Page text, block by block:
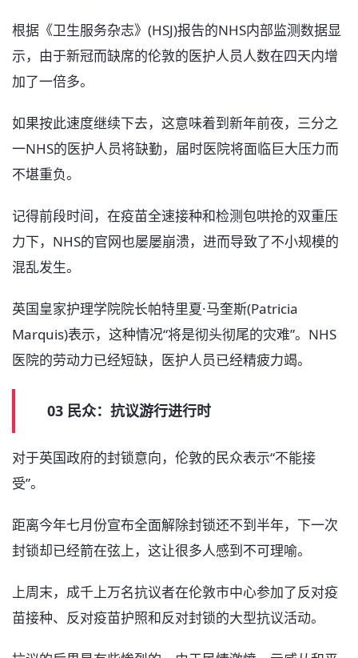
根据《卫生服务杂志》(HSJ)报告的NHS内部监测数据显
示，由于新冠而缺席的伦敦的医护人员人数在四天内增
加了一倍多。
如果按此速度继续下去，这意味着到新年前夜，三分之
一NHS的医护人员将缺勤，届时医院将面临巨大压力而
不堪重负。
记得前段时间，在疫苗全速接种和检测包哄抢的双重压
力下，NHS的官网也屡屡崩溃，进而导致了不小规模的
混乱发生。
英国皇家护理学院院长帕特里夏·马奎斯(Patricia
Marquis)表示，这种情况“将是彻头彻尾的灾难”。NHS
医院的劳动力已经短缺，医护人员已经精疲力竭。
03 民众：抗议游行进行时
对于英国政府的封锁意向，伦敦的民众表示“不能接
受”。
距离今年七月份宣布全面解除封锁还不到半年，下一次
封锁却已经箭在弦上，这让很多人感到不可理喻。
上周末，成千上万名抗议者在伦敦市中心参加了反对疫
苗接种、反对疫苗护照和反对封锁的大型抗议活动。